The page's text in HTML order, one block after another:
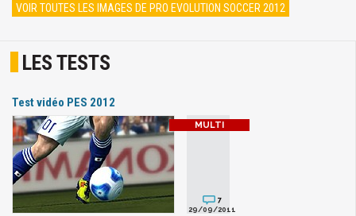
VOIR TOUTES LES IMAGES DE PRO EVOLUTION SOCCER 2012
LES TESTS
Test vidéo PES 2012
7
29/09/2011